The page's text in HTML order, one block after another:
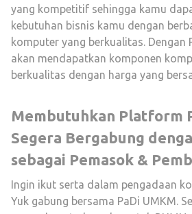
yang kompetitif sehingga kamu
kebutuhan bisnis kamu dengan
komputer yang berkualitas. Dengan
akan mendapatkan komponen
berkualitas dengan harga yang
Membutuhkan Platform
Segera Bergabung
sebagai Pemasok &
Ingin ikut serta dalam pengadaan
Yuk gabung bersama PaDi UMKM.